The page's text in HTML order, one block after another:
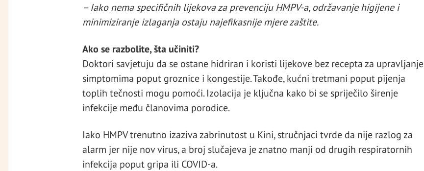
– Iako nema specifičnih lijekova za prevenciju HMPV-a, održavanje higijene i
minimiziranje izlaganja ostaju najefikasnije mjere zaštite.
Ako se razbolite, šta učiniti?
Doktori savjetuju da se ostane hidriran i koristi lijekove bez recepta za upravljanje
simptomima poput groznice i kongestije. Takođe, kućni tretmani poput pijenja
toplih tečnosti mogu pomoći. Izolacija je ključna kako bi se spriječilo širenje
infekcije među članovima porodice.
Iako HMPV trenutno izaziva zabrinutost u Kini, stručnjaci tvrde da nije razlog za
alarm jer nije nov virus, a broj slučajeva je znatno manji od drugih respiratornih
infekcija poput gripa ili COVID-a.